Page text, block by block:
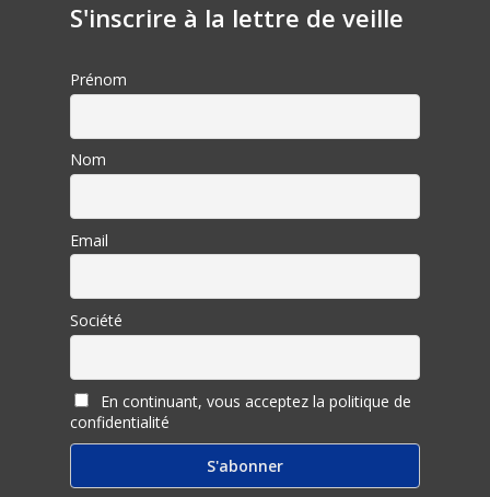
S'inscrire à la lettre de veille
Prénom
Nom
Email
Société
En continuant, vous acceptez la politique de
confidentialité